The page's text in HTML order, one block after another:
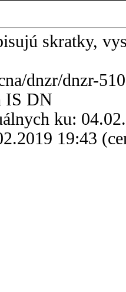
skratky,
dnzr/dnzr-
IS DN
ku:
19:43